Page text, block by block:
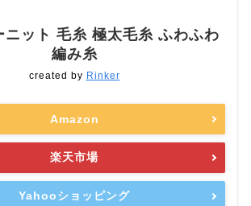
ニット 毛糸 極太毛糸 ふわふわ
編み糸
created by Rinker
Amazon
楽天市場
Yahooショッピング